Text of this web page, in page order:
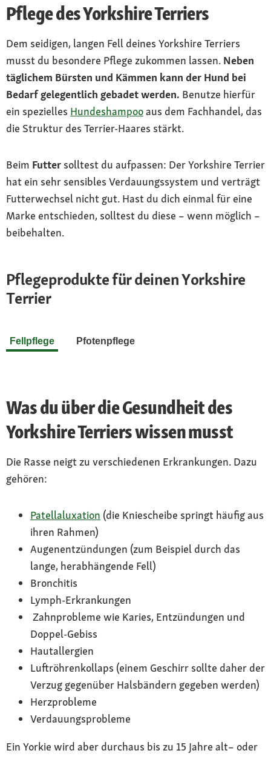
Gesundheit
Neigung zu Patellaluxation,
Augenentzündungen, Bronchien- und Lymph-
Erkrankungen, Zahnproblemen, Hautallergien,
Herzproblemen, Luftröhrenkollaps
Pflege des Yorkshire Terriers
Dem seidigen, langen Fell deines Yorkshire Terriers
musst du besondere Pflege zukommen lassen. Neben
täglichem Bürsten und Kämmen kann der Hund bei
Bedarf gelegentlich gebadet werden. Benutze hierfür
ein spezielles Hundeshampooaus dem Fachhandel, das
die Struktur des Terrier-Haares stärkt.
Beim Futter solltest du aufpassen: Der Yorkshire Terrier
hat ein sehr sensibles Verdauungssystem und verträgt
Futterwechsel nicht gut. Hast du dich einmal für eine
Marke entschieden, solltest du diese – wenn möglich –
beibehalten.
Pflegeprodukte für deinen Yorkshire
Terrier
Fellpflege Pfotenpflege
Was du über die Gesundheit des
Yorkshire Terriers wissen musst
Die Rasse neigt zu verschiedenen Erkrankungen. Dazu
gehören:
Patellaluxation (die Kniescheibe springt häufig aus
ihren Rahmen)
Augenentzündungen (zum Beispiel durch das
lange, herabhängende Fell)
Bronchitis
Lymph-Erkrankungen
Zahnprobleme wie Karies, Entzündungen und
Doppel-Gebiss
Hautallergien
Luftröhrenkollaps (einem Geschirr sollte daher der
Verzug gegenüber Halsbändern gegeben werden)
Herzprobleme
Verdauungsprobleme
Ein Yorkie wird aber durchaus bis zu 15 Jahre alt– oder